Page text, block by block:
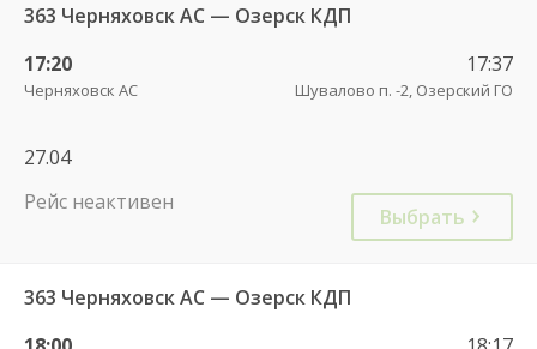
363 Черняховск АС — Озерск КДП
17:20
Черняховск АС
17:37
Шувалово п. -2, Озерский ГО
27.04
Рейс неактивен
Выбрать
363 Черняховск АС — Озерск КДП